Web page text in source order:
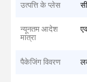
उत्पत्ति के प्लेस
न्यूनतम आदेश
मात्रा
पैकेजिंग विवरण